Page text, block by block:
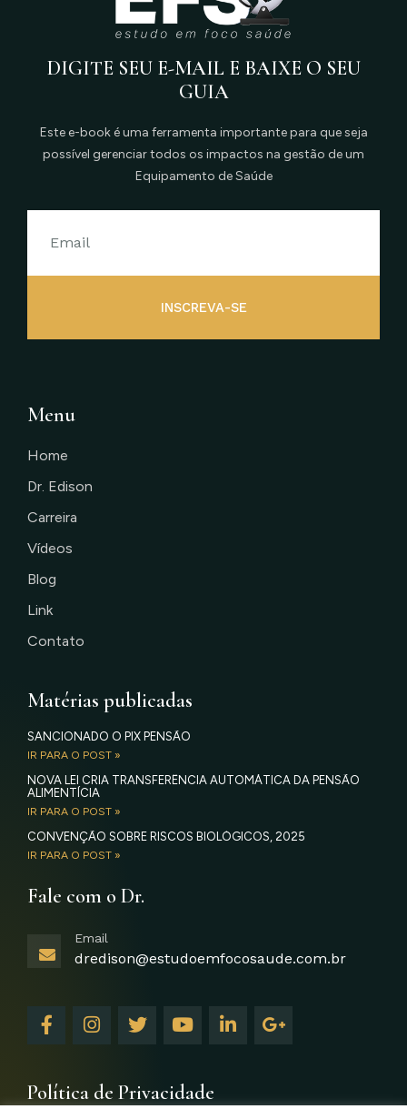
DIGITE SEU E-MAIL E BAIXE O SEU
GUIA
Este e-book é uma ferramenta importante para que seja
possível gerenciar todos os impactos na gestão de um
Equipamento de Saúde
INSCREVA-SE
Menu
Home
Dr. Edison
Carreira
Vídeos
Blog
Link
Contato
Matérias publicadas
SANCIONADO O PIX PENSÃO
IR PARA O POST »
NOVA LEI CRIA TRANSFERÊNCIA AUTOMÁTICA DA PENSÃO
ALIMENTÍCIA
IR PARA O POST »
CONVENÇÃO SOBRE RISCOS BIOLÓGICOS, 2025
IR PARA O POST »
Fale com o Dr.
Email
dredison@estudoemfocosaude.com.br
F
a
b
I
n
a
T
w
t
Y
o
u
L
i
G
o
Política de Privacidade